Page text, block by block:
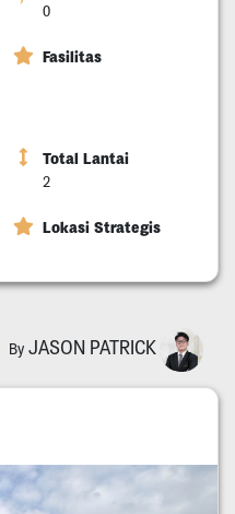
0
Fasilitas
Total Lantai
2
Lokasi Strategis
By JASON PATRICK